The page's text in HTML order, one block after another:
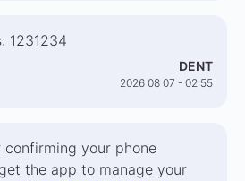
1231234
DENT
2026 08 07 - 02:55
confirming your phone
the app to manage your